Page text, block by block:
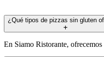
¿Qué tipos de pizzas sin gluten
En Siamo Ristorante,